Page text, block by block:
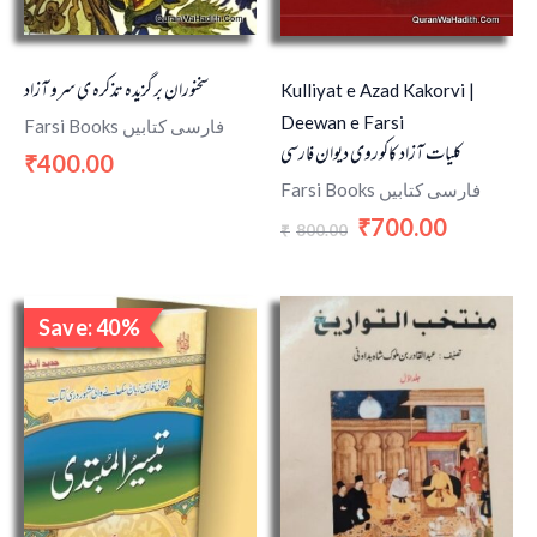
سخنوران برگزیده تذکره ی سرو آزاد
Farsi Books فارسی کتابیں
₹400.00
Kulliyat e Azad Kakorvi |
Deewan e Farsi
کلیات آزاد کاکوروی دیوان فارسی
Farsi Books فارسی کتابیں
₹ 800.00 ₹700.00
Save: 40%
Sale!
Original
price
was:
₹50.00.
Current
price
is:
₹30.00.